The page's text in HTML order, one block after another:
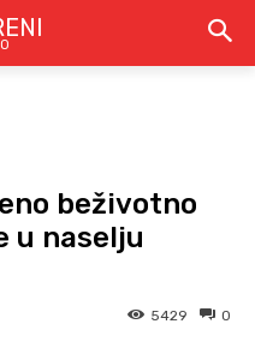
beživotno
u naselju
0
5429